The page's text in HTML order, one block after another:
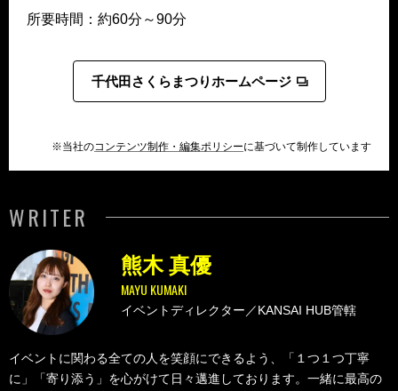
所要時間：約60分～90分
千代田さくらまつりホームページ
※当社のコンテンツ制作・編集ポリシーに基づいて制作しています
WRITER
MAYU KUMAKI
熊木 真優
イベントディレクター／KANSAI HUB管轄
イベントに関わる全ての人を笑顔にできるよう、「１つ１つ丁寧
に」「寄り添う」を心がけて日々邁進しております。一緒に最高の